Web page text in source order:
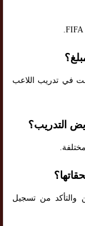
في تدريب اللاعب
التدريب؟
والتأكد من تسجيل